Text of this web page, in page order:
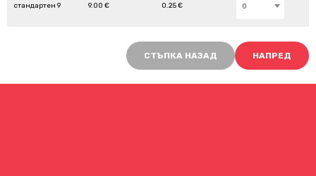
стандартен 9 9.00 € 0.25 € 0
СТЪПКА НАЗАД НАПРЕД